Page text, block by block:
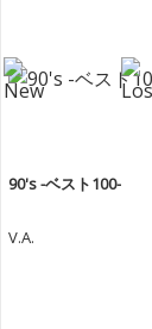
90's -ベスト100-
V.A.